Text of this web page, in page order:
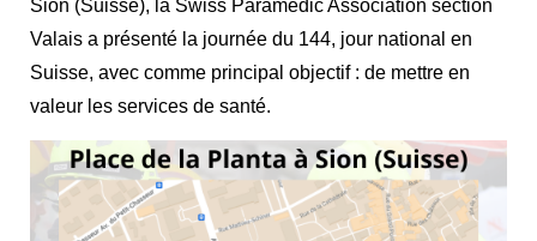
Sion (Suisse), la Swiss Paramedic Association section
Valais a présenté la journée du 144, jour national en
Suisse, avec comme principal objectif : de mettre en
valeur les services de santé.